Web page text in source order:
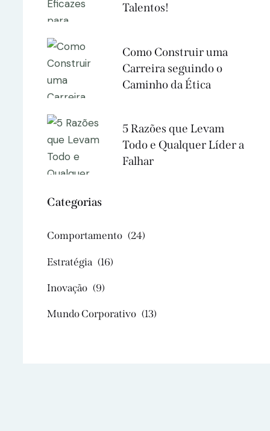
Talentos!
Como Construir uma
Carreira seguindo o
Caminho da Ética
5 Razões que Levam
Todo e Qualquer Líder a
Falhar
Categorias
Comportamento (24)
Estratégia (16)
Inovação (9)
Mundo Corporativo (13)